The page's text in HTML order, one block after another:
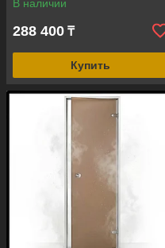
В наличии
288 400 ₸
Купить